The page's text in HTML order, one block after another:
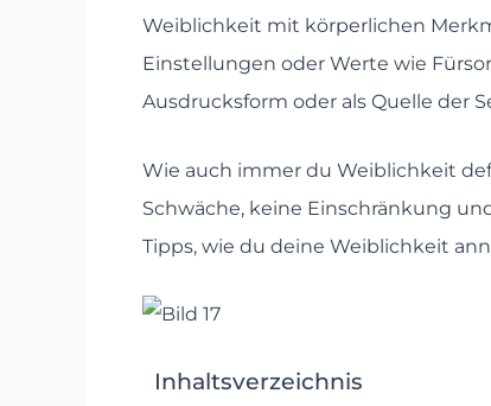
Weiblichkeit mit körperlichen
Einstellungen oder Werte wie
Ausdrucksform oder als Quelle der
Wie auch immer du Weiblichkeit
Schwäche, keine Einschränkung
Tipps, wie du deine Weiblichkeit
Inhaltsverzeichnis